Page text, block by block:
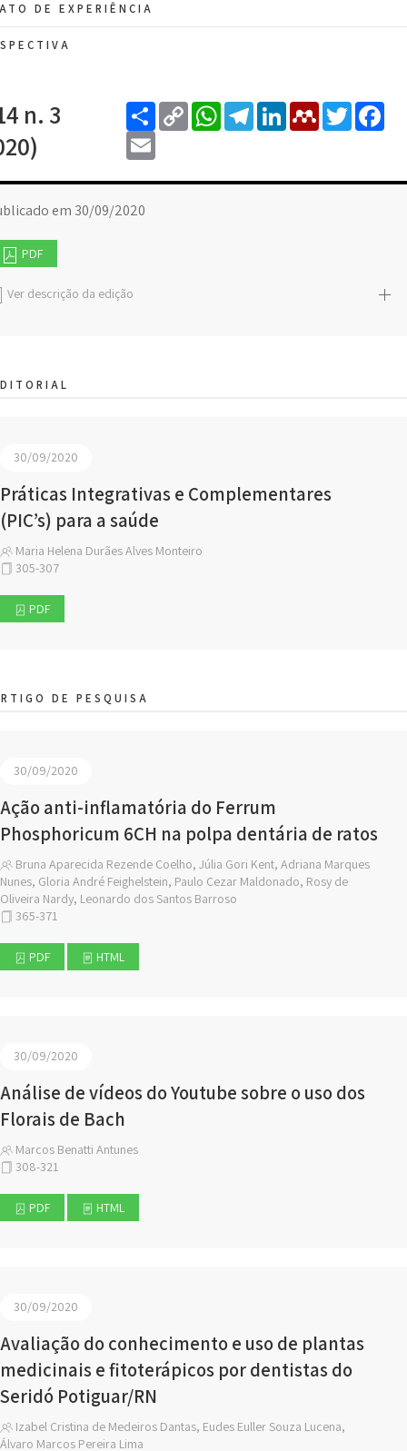
DE EXPERIÊNCIA
n. 3
ShareCopy
LinkWhatsApp
Telegram
LinkedIn
Email
em 30/09/2020
PDF
Ver descrição da edição
30/09/2020
Práticas Integrativas e Complementares
(PIC’s) para a saúde
Maria Helena Durães Alves Monteiro
305-307
PDF
DE PESQUISA
30/09/2020
Ação anti-inflamatória do Ferrum
Phosphoricum 6CH na polpa dentária de ratos
Bruna Aparecida Rezende Coelho, Júlia Gori Kent, Adriana Marques
Nunes, Gloria André Feighelstein, Paulo Cezar Maldonado, Rosy de
Oliveira Nardy, Leonardo dos Santos Barroso
365-371
PDF HTML
30/09/2020
Análise de vídeos do Youtube sobre o uso dos
Florais de Bach
Marcos Benatti Antunes
308-321
PDF HTML
30/09/2020
Avaliação do conhecimento e uso de plantas
medicinais e fitoterápicos por dentistas do
Seridó Potiguar/RN
Izabel Cristina de Medeiros Dantas, Eudes Euller Souza Lucena,
Álvaro Marcos Pereira Lima